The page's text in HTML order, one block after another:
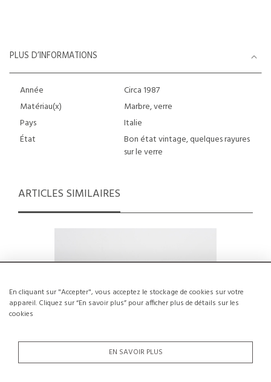
En cliquant sur "Accepter", vous acceptez le stockage de cookies sur votre
appareil. Cliquez sur “En savoir plus” pour afficher plus de détails sur les
cookies
EN SAVOIR PLUS
PLUS D’INFORMATIONS
Année
Circa 1987
Matériau(x)
Marbre, verre
Pays
Italie
État
Bon état vintage, quelques rayures
sur le verre
ARTICLES SIMILAIRES